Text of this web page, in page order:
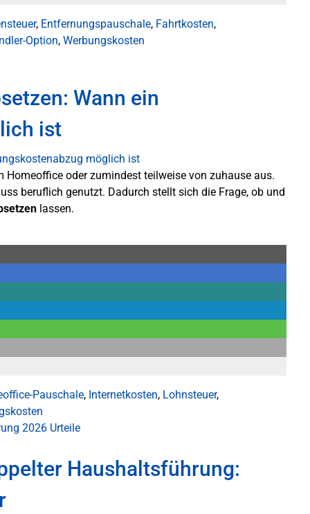
, Entfernungspauschale, Fahrtkosten,
Option, Werbungskosten
Wann ein
ist
oder zumindest teilweise von zuhause aus.
beruflich genutzt. Dadurch stellt sich die Frage, ob und
lassen.
Pauschale, Internetkosten, Lohnsteuer,
2026 Urteile
Haushaltsführung: